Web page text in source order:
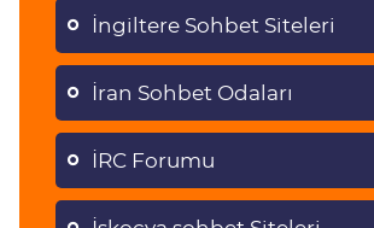
İngiltere Sohbet Siteleri
İran Sohbet Odaları
İRC Forumu